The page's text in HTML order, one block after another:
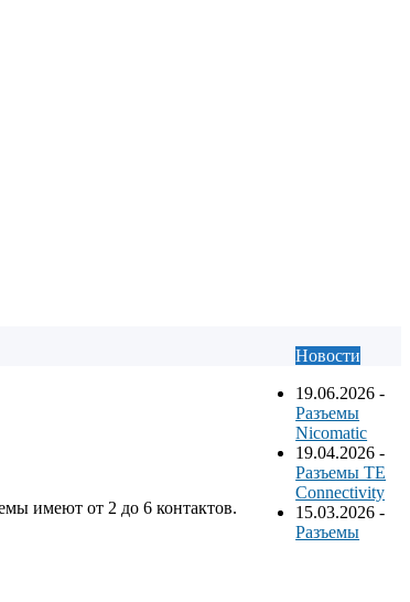
имеют от 2 до 6 контактов.
Новости
19.06.2026 -
Разъемы
Nicomatic
19.04.2026 -
Разъемы TE
Connectivity
15.03.2026 -
Разъемы